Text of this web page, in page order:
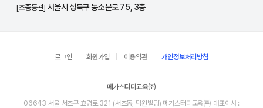
[초중등관] 서울시 성북구 동소문로 75, 3층
로그인 회원가입 이용약관 개인정보처리방침
메가스터디교육㈜
06643 서울 서초구 효령로 321 (서초동, 덕원빌딩) 메가스터디교육㈜ 대표이사 :